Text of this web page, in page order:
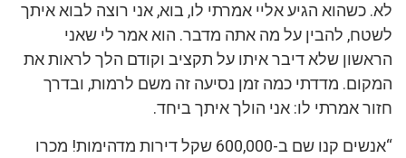
לא. כשהוא הגיע אליי אמרתי לו, בוא, אני רוצה לבוא איתך
לשטח, להבין על מה אתה מדבר. הוא אמר לי שאני
הראשון שלא דיבר איתו על תקציב וקודם הלך לראות את
המקום. מדדתי כמה זמן נסיעה זה משם לרמות, ובדרך
חזור אמרתי לו: אני הולך איתך ביחד.
“אנשים קנו שם ב-600,000 שקל דירות מדהימות! מכרו